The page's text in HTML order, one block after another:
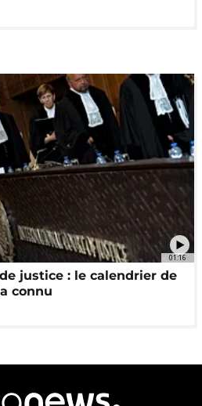
01:16
justice : le calendrier de
connu